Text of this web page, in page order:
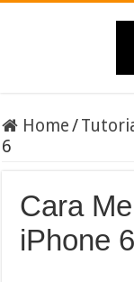
Home/
6
Cara
iPhone 6